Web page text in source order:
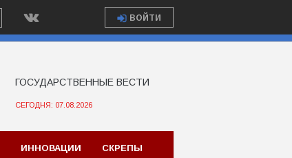
ВОЙТИ
ГОСУДАРСТВЕННЫЕ ВЕСТИ
СЕГОДНЯ: 07.08.2026
ИННОВАЦИИ СКРЕПЫ